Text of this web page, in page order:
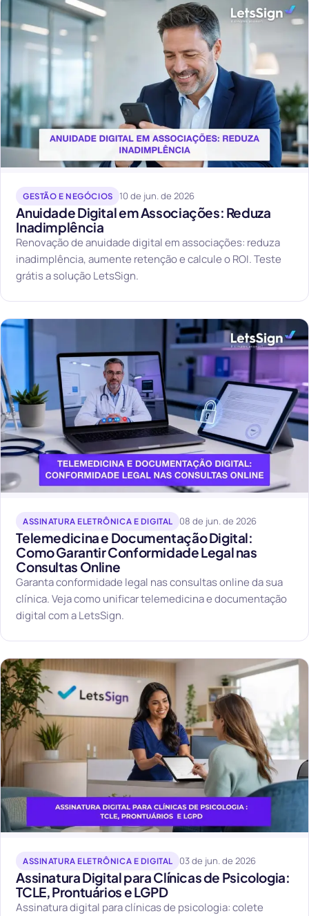
GESTÃO E NEGÓCIOS 10 de jun. de 2026
Anuidade Digital em Associações: Reduza
Inadimplência
Renovação de anuidade digital em associações: reduza
inadimplência, aumente retenção e calcule o ROI. Teste
grátis a solução LetsSign.
ASSINATURA ELETRÔNICA E DIGITAL 08 de jun. de 2026
Telemedicina e Documentação Digital:
Como Garantir Conformidade Legal nas
Consultas Online
Garanta conformidade legal nas consultas online da sua
clínica. Veja como unificar telemedicina e documentação
digital com a LetsSign.
ASSINATURA ELETRÔNICA E DIGITAL 03 de jun. de 2026
Assinatura Digital para Clínicas de Psicologia:
TCLE, Prontuários e LGPD
Assinatura digital para clínicas de psicologia: colete